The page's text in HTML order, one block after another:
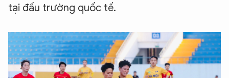
tại đấu trường quốc tế.